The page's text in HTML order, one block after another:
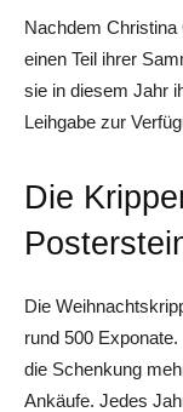
Nachdem
einen Teil ihrer
sie in diesem Jahr
Leihgabe zur
Die
Die
rund 500
die Schenkung
Ankäufe. Jedes